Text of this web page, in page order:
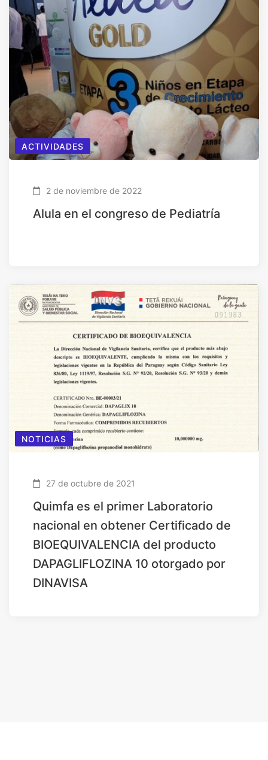
ACTIVIDADES
2 de noviembre de 2022
Alula en el congreso de Pediatría
NOTICIAS
27 de octubre de 2021
Quimfa es el primer Laboratorio
nacional en obtener Certificado de
BIOEQUIVALENCIA del producto
DAPAGLIFLOZINA 10 otorgado por
DINAVISA